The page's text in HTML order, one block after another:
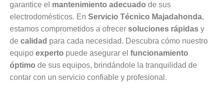
garantice el mantenimiento adecuado de sus
electrodomésticos. En Servicio Técnico Majadahonda,
estamos comprometidos a ofrecer soluciones rápidas y
de calidad para cada necesidad. Descubra cómo nuestro
equipo experto puede asegurar el funcionamiento
óptimo de sus equipos, brindándole la tranquilidad de
contar con un servicio confiable y profesional.